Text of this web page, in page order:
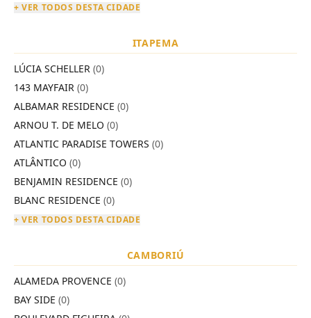
+ VER TODOS DESTA CIDADE
ITAPEMA
LÚCIA SCHELLER (0)
143 MAYFAIR (0)
ALBAMAR RESIDENCE (0)
ARNOU T. DE MELO (0)
ATLANTIC PARADISE TOWERS (0)
ATLÂNTICO (0)
BENJAMIN RESIDENCE (0)
BLANC RESIDENCE (0)
+ VER TODOS DESTA CIDADE
CAMBORIÚ
ALAMEDA PROVENCE (0)
BAY SIDE (0)